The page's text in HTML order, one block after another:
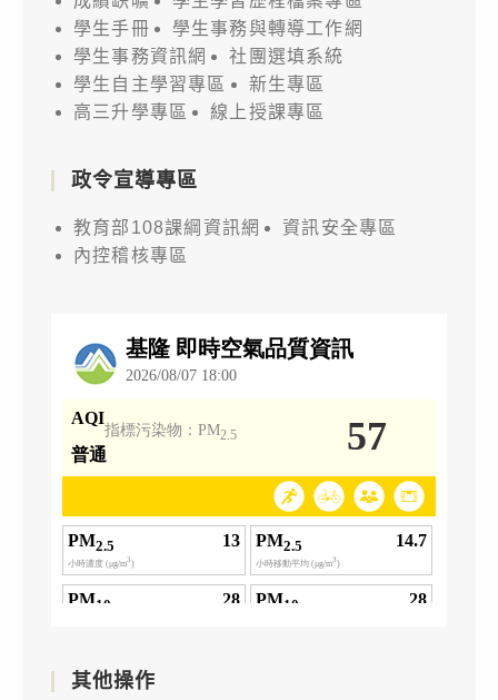
學生手冊
學生事務與轉導工作網
學生事務資訊網
社團選填系統
學生自主學習專區
新生專區
高三升學專區
線上授課專區
政令宣導專區
教育部108課綱資訊網
資訊安全專區
內控稽核專區
其他操作